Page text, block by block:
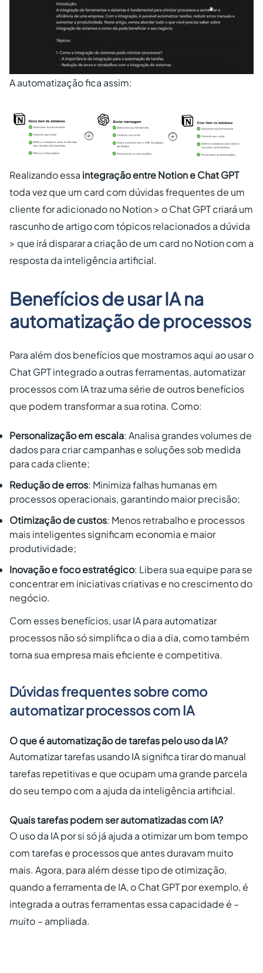
A automatização fica assim:
Realizando essa integração entre Notion e Chat GPT
toda vez que um card com dúvidas frequentes de um
cliente for adicionado no Notion > o Chat GPT criará um
rascunho de artigo com tópicos relacionados a dúvida
> que irá disparar a criação de um card no Notion com a
resposta da inteligência artificial.
Benefícios de usar IA na
automatização de processos
Para além dos benefícios que mostramos aqui ao usar o
Chat GPT integrado a outras ferramentas, automatizar
processos com IA traz uma série de outros benefícios
que podem transformar a sua rotina. Como:
Personalização em escala: Analisa grandes volumes de
dados para criar campanhas e soluções sob medida
para cada cliente;
Redução de erros: Minimiza falhas humanas em
processos operacionais, garantindo maior precisão;
Otimização de custos: Menos retrabalho e processos
mais inteligentes significam economia e maior
produtividade;
Inovação e foco estratégico: Libera sua equipe para se
concentrar em iniciativas criativas e no crescimento do
negócio.
Com esses benefícios, usar IA para automatizar
processos não só simplifica o dia a dia, como também
torna sua empresa mais eficiente e competitiva.
Dúvidas frequentes sobre como
automatizar processos com IA
O que é automatização de tarefas pelo uso da IA?
Automatizar tarefas usando IA significa tirar do manual
tarefas repetitivas e que ocupam uma grande parcela
do seu tempo com a ajuda da inteligência artificial.
Quais tarefas podem ser automatizadas com IA?
O uso da IA por si só já ajuda a otimizar um bom tempo
com tarefas e processos que antes duravam muito
mais. Agora, para além desse tipo de otimização,
quando a ferramenta de IA, o Chat GPT por exemplo, é
integrada a outras ferramentas essa capacidade é –
muito – ampliada.